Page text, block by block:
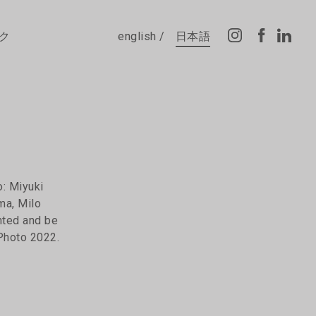
english 日本語
Miyuki
Milo
and be
2022.